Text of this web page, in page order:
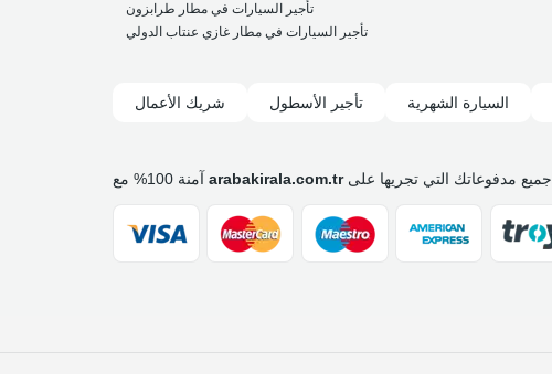
تأجير السيارات في مطار طرابزون
تأجير السيارات في مطار غازي عنتاب الدولي
شريك الأعمال تأجير الأسطول السيارة الشهرية
جميع مدفوعاتك التي تجريها علىarabakirala.com.tr